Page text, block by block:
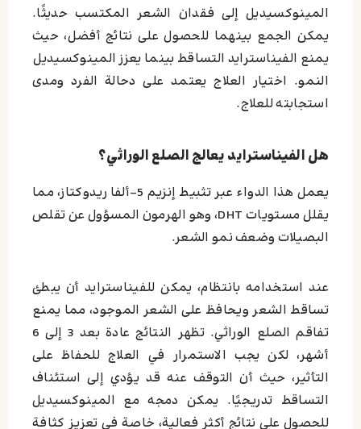
المينوكسيديل إلى فقدان الشعر المكتسب حديثًا.
يمكن الجمع بينهما للحصول على نتائج أفضل، حيث
يمنع الفيناسترايد التساقط بينما يعزز المينوكسيديل
النمو. اختيار العلاج يعتمد على دحالة الفرد ومدى
استجابته للعلاج.
هل الفيناسترايد يعالج الصلع الوراثي؟
يعمل هذا الدواء عبر تثبيط إنزيم 5-ألفا ريدوكتاز، مما
يقلل مستويات DHT، وهو الهرمون المسؤول عن تقلص
البصيلات وضعف نمو الشعر.
عند استخدامه بانتظام، يمكن للفيناسترايد أن يبطئ
تساقط الشعر ويحافظ على الشعر الموجود، مما يمنع
تفاقم الصلع الوراثي. تظهر النتائج عادة بعد 3 إلى 6
أشهر، لكن يجب الاستمرار في العلاج للحفاظ على
التأثير، حيث أن التوقف عنه قد يؤدي إلى استئناف
التساقط تدريجيًا. يمكن دمجه مع المينوكسيديل
للحصول على نتائج أكثر فعالية، خاصة في تعزيز كثافة